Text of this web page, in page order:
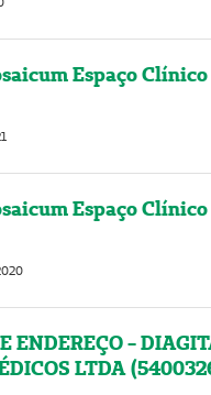
Espaço
Espaço
ENDEREÇO -
LTDA